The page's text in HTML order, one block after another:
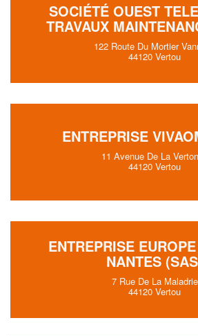
SOCIÉTÉ OUEST
TRAVAUX
122 Route Du Mortier
44120 Vertou
ENTREPRISE
11 Avenue De La
44120 Vertou
ENTREPRISE
NANTES
7 Rue De La Maladrie
44120 Vertou